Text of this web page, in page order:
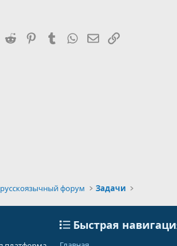
Reddit PinterestTumblrWhatsAppЭлектронная почта
Ссылка
русскоязычный форум Задачи
Быстрая